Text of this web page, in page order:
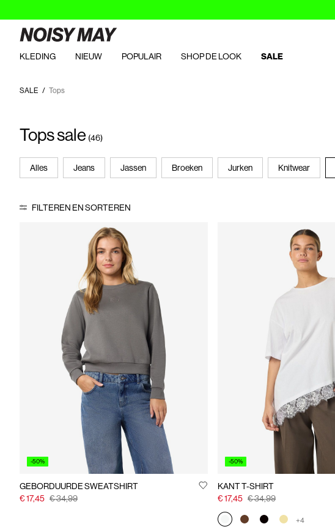
KLEDING NIEUW POPULAIR SHOP DE LOOK SALE
SALE Tops
Tops sale (46)
Alles Jeans Jassen Broeken Jurken Knitwear
FILTEREN EN SORTEREN
-50%
GEBORDUURDE SWEATSHIRT
€ 17,45 € 34,99
-50%
KANT T-SHIRT
€ 17,45 € 34,99
+4